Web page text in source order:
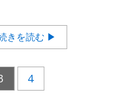
きを読む ▶
4